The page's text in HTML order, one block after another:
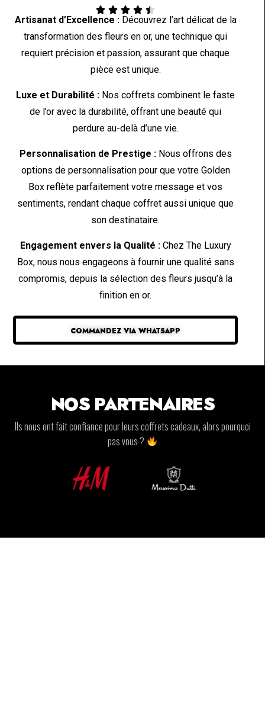
    
Artisanat d’Excellence :Découvrez l’art délicat de la
transformation des fleurs en or, une technique qui
requiert précision et passion, assurant que chaque
pièce est unique.
Luxe et Durabilité : Nos coffrets combinent le faste
de l’or avec la durabilité, offrant une beauté qui
perdure au-delà d’une vie.
Personnalisation de Prestige :Nous offrons des
options de personnalisation pour que votre Golden
Box reflète parfaitement votre message et vos
sentiments, rendant chaque coffret aussi unique que
son destinataire.
Engagement envers la Qualité :Chez The Luxury
Box, nous nous engageons à fournir une qualité sans
compromis, depuis la sélection des fleurs jusqu’à la
finition en or.
COMMANDEZ VIA WHATSAPP
NOS PARTENAIRES
Ils nous ont fait confiance pour leurs coffrets cadeaux, alors pourquoi
pas vous ?